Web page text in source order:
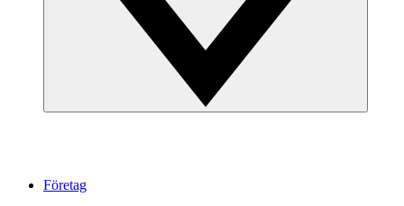
Företag